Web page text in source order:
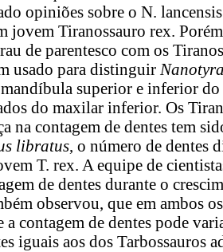
opiniões sobre o N.
jovem Tiranossauro rex.
de parentesco com os
usado para distinguir
superior e inferior
do maxilar inferior. Os
na contagem de dentes tem
libratus, o número de dentes
T. rex. A equipe de
de dentes durante o
observou, que em
contagem de dentes pode
iguais aos dos